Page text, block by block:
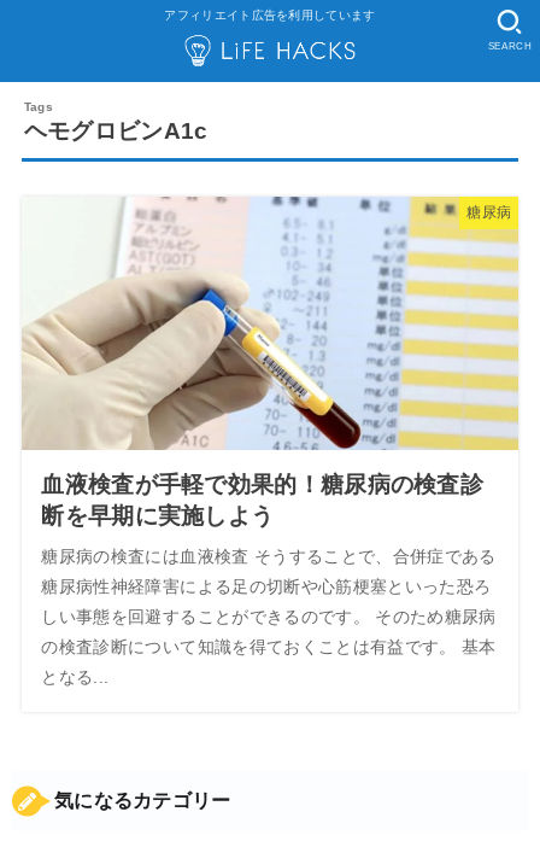
アフィリエイト広告を利用しています
SEARCH
ヘモグロビンA1c
糖尿病
血液検査が手軽で効果的！糖尿病の検査診
断を早期に実施しよう
糖尿病の検査には血液検査 そうすることで、合併症である
糖尿病性神経障害による足の切断や心筋梗塞といった恐ろ
しい事態を回避することができるのです。 そのため糖尿病
の検査診断について知識を得ておくことは有益です。 基本
となる...
気になるカテゴリー